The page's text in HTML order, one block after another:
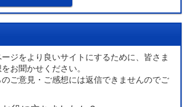
ジをより良いサイトにするために、皆さま
お聞かせください。
ご意見・ご感想には返信できませんのでご